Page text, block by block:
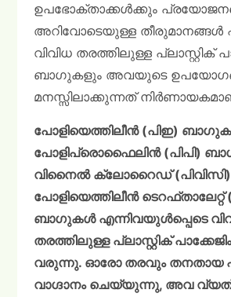
ഉപഭോക്താക്കൾക്കും
അറിവോടെയുള്ള തീരുമാനങ്ങൾ
വിവിധ തരത്തിലുള്ള പ്ലാസ്റ്റിക്
ബാഗുകളും അവയുടെ
മനസ്സിലാക്കുന്നത്
പോളിയെത്തിലീൻ (പിഇ)
പോളിപ്രൊഫൈലിൻ (പിപി)
വിനൈൽ ക്ലോറൈഡ്
പോളിയെത്തിലീൻ ടെറഫ്താലേറ്റ്
ബാഗുകൾ എന്നിവയുൾപ്പെടെ
തരത്തിലുള്ള പ്ലാസ്റ്റിക്
വരുന്നു. ഓരോ തരവും തനതായ
വാഗ്ദാനം ചെയ്യുന്നു, അവ